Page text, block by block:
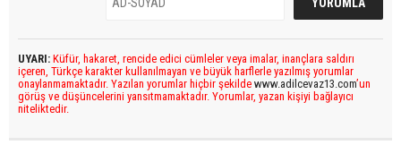
UYARI: Küfür, hakaret, rencide edici cümleler veya imalar, inançlara saldırı
içeren, Türkçe karakter kullanılmayan ve büyük harflerle yazılmış yorumlar
onaylanmamaktadır. Yazılan yorumlar hiçbir şekilde www.adilcevaz13.com’un
görüş ve düşüncelerini yansıtmamaktadır. Yorumlar, yazan kişiyi bağlayıcı
niteliktedir.